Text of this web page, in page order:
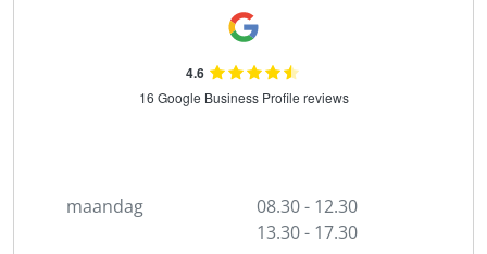
maandag
08.30 - 12.30
13.30 - 17.30